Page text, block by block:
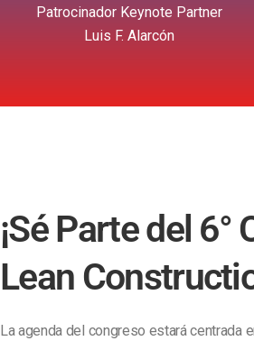
Patrocinador Keynote Partner
Luis F. Alarcón
¡Sé Parte del 6°
Lean
La agenda del congreso estará centrada